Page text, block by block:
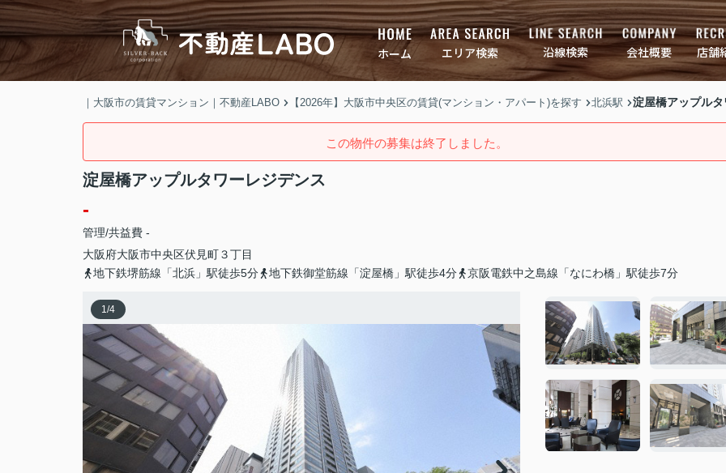
ホーム エリア検索 沿線検索 会社概要 店舗
｜大阪市の賃貸マンション｜不動産LABO 【2026年】大阪市中央区の賃貸(マンション・アパート)を探す 北浜駅 淀屋橋アップル
この物件の募集は終了しました。
淀屋橋アップルタワーレジデンス
-
管理/共益費 -
大阪府大阪市中央区伏見町３丁目
地下鉄堺筋線「北浜」駅徒歩5分
地下鉄御堂筋線「淀屋橋」駅徒歩4分 京阪電鉄中之島線「なにわ橋」駅徒歩7分
1/4